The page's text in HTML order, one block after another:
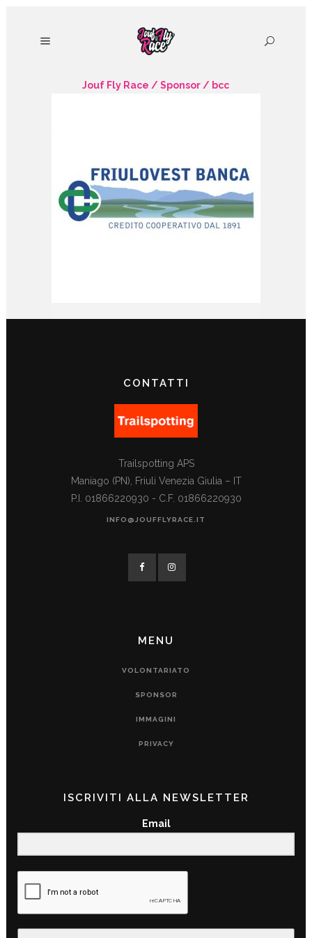
Jouf Fly Race /Sponsor/ bcc
CONTATTI
Trailspotting APS
Maniago (PN), Friuli Venezia Giulia – IT
P.I. 01866220930 - C.F. 01866220930
INFO@JOUFFLYRACE.IT
MENU
VOLONTARIATO
SPONSOR
IMMAGINI
PRIVACY
ISCRIVITI ALLA NEWSLETTER
Email